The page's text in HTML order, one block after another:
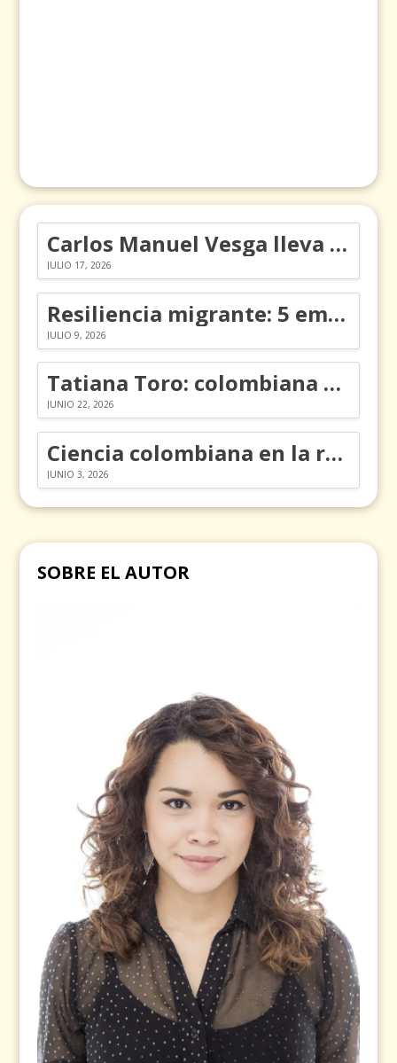
Carlos Manuel Vesga lleva el nombre de Colombia a los Emmy
JULIO 17, 2026
Resiliencia migrante: 5 emociones y cómo gestionarlas
JULIO 9, 2026
Tatiana Toro: colombiana que cambió la historia de las matemáticas
JUNIO 22, 2026
Ciencia colombiana en la revolución de los órganos en chips
JUNIO 3, 2026
SOBRE EL AUTOR